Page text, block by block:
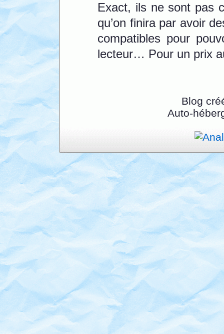
Exact, ils ne sont pas
qu’on finira par avoir
compatibles pour
lecteur… Pour un prix
Blog
Auto-